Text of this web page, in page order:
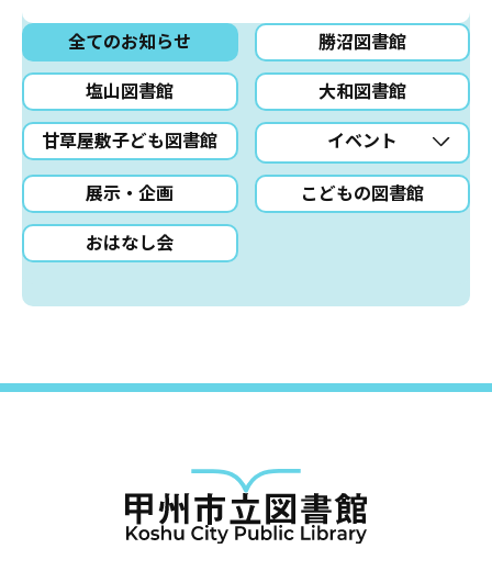
全てのお知らせ
勝沼図書館
塩山図書館
大和図書館
甘草屋敷子ども図書館
イベント
展示・企画
こどもの図書館
おはなし会